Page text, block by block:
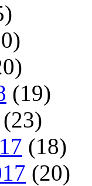
(19)
(23)
(18)
(20)